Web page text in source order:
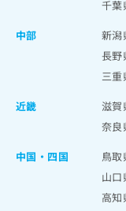
千葉
中部
新潟
長野
三重
近畿
滋賀
奈良
中国・四国
鳥取
山口
高知